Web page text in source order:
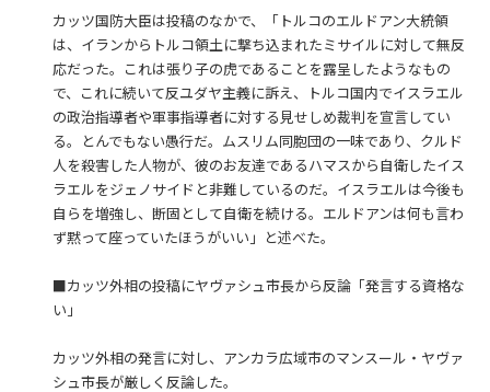
カッツ国防大臣は投稿のなかで、「トルコのエルドアン大統領
は、イランからトルコ領土に撃ち込まれたミサイルに対して無反
応だった。これは張り子の虎であることを露呈したようなもの
で、これに続いて反ユダヤ主義に訴え、トルコ国内でイスラエル
の政治指導者や軍事指導者に対する見せしめ裁判を宣言してい
る。とんでもない愚行だ。ムスリム同胞団の一味であり、クルド
人を殺害した人物が、彼のお友達であるハマスから自衛したイス
ラエルをジェノサイドと非難しているのだ。イスラエルは今後も
自らを増強し、断固として自衛を続ける。エルドアンは何も言わ
ず黙って座っていたほうがいい」と述べた。
■カッツ外相の投稿にヤヴァシュ市長から反論「発言する資格な
い」
カッツ外相の発言に対し、アンカラ広域市のマンスール・ヤヴァ
シュ市長が厳しく反論した。